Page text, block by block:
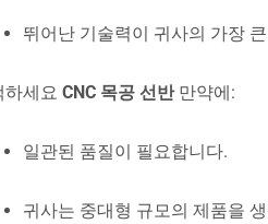
뛰어난 기술력이 귀사의 가장
하세요 CNC 목공 선반만약에:
일관된 품질이 필요합니다.
귀사는 중대형 규모의 제품을